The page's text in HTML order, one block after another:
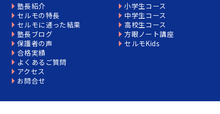
塾長紹介
セルモの特長
セルモに通った結果
塾長ブログ
保護者の声
合格実績
小学生コース
中学生コース
高校生コース
方眼ノート講座
セルモKids
よくあるご質問
アクセス
お問合せ